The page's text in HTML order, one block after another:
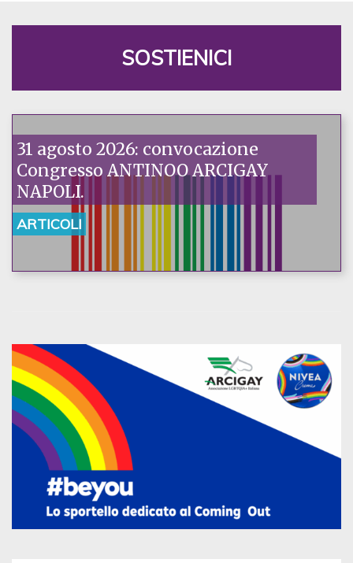
SOSTIENICI
31 agosto 2026: convocazione
Congresso ANTINOO ARCIGAY
NAPOLI.
ARTICOLI